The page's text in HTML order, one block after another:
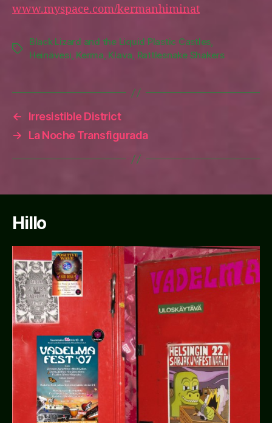
www.myspace.com/kermanhiminat
Tags
Black Lizard and the Liquid Plastic Castles,
Heinävesi, Kerma, Klava, Rattlesnake Shakers
←
Irresistible District
→
La Noche Transfigurada
Hillo